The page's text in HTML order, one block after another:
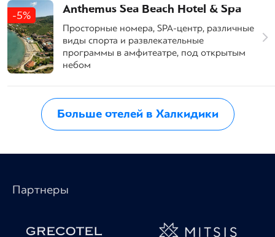
-5% Anthemus Sea Beach Hotel & Spa
Просторные номера, SPA-центр, различные
виды спорта и развлекательные
программы в амфитеатре, под открытым
небом
Больше отелей в Халкидики
Партнеры